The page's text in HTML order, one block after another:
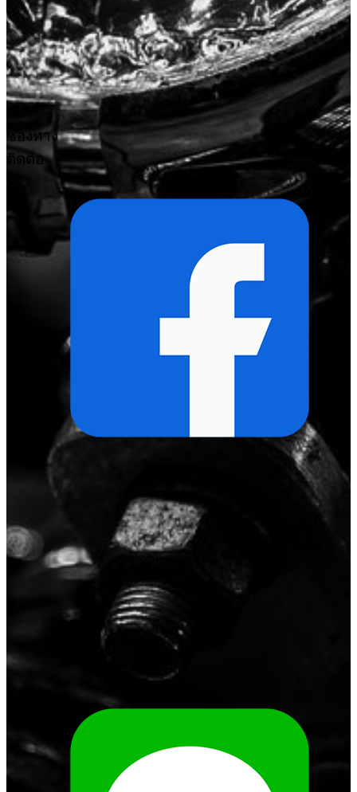
ช่องทาง
ติดต่อ